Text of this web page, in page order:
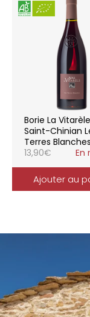
Borie La Vitarèle
Saint-Chinian
Terres
13,90€ En
Ajouter au